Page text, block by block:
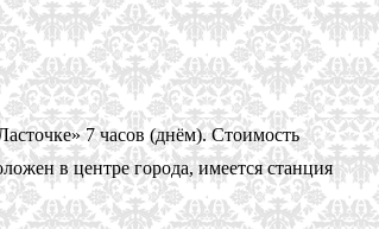
7 часов (днём). Стоимость
в центре города, имеется станция